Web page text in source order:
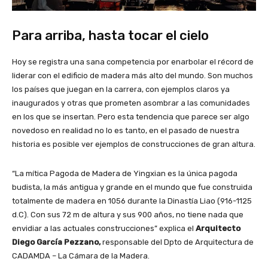
Para arriba, hasta tocar el cielo
Hoy se registra una sana competencia por enarbolar el récord de
liderar con el edificio de madera más alto del mundo. Son muchos
los países que juegan en la carrera, con ejemplos claros ya
inaugurados y otras que prometen asombrar a las comunidades
en los que se insertan. Pero esta tendencia que parece ser algo
novedoso en realidad no lo es tanto, en el pasado de nuestra
historia es posible ver ejemplos de construcciones de gran altura.
“La mítica Pagoda de Madera de Yingxian es la única pagoda
budista, la más antigua y grande en el mundo que fue construida
totalmente de madera en 1056 durante la Dinastía Liao (916-1125
d.C). Con sus 72 m de altura y sus 900 años, no tiene nada que
envidiar a las actuales construcciones” explica el Arquitecto
Diego García Pezzano,responsable del Dpto de Arquitectura de
CADAMDA – La Cámara de la Madera.